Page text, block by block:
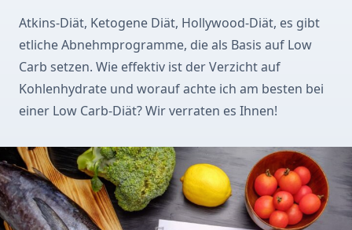
Atkins-Diät, Ketogene Diät, Hollywood-Diät, es gibt
etliche Abnehmprogramme, die als Basis auf Low
Carb setzen. Wie effektiv ist der Verzicht auf
Kohlenhydrate und worauf achte ich am besten bei
einer Low Carb-Diät? Wir verraten es Ihnen!